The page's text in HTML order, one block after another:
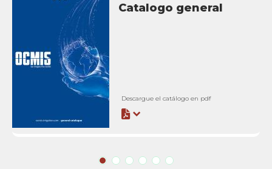
Catalogo general
Descargue el catálogo en pdf